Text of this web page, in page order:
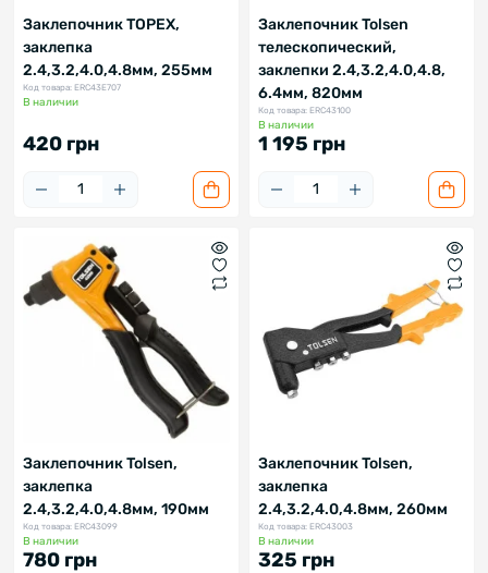
Заклепочник TOPEX,
заклепка
2.4,3.2,4.0,4.8мм, 255мм
Код товара: ERC43E707
В наличии
420 грн
Заклепочник Tolsen
телескопический,
заклепки 2.4,3.2,4.0,4.8,
6.4мм, 820мм
Код товара: ERC43100
В наличии
1 195 грн
Заклепочник Tolsen,
заклепка
2.4,3.2,4.0,4.8мм, 190мм
Код товара: ERC43099
В наличии
780 грн
Заклепочник Tolsen,
заклепка
2.4,3.2,4.0,4.8мм, 260мм
Код товара: ERC43003
В наличии
325 грн